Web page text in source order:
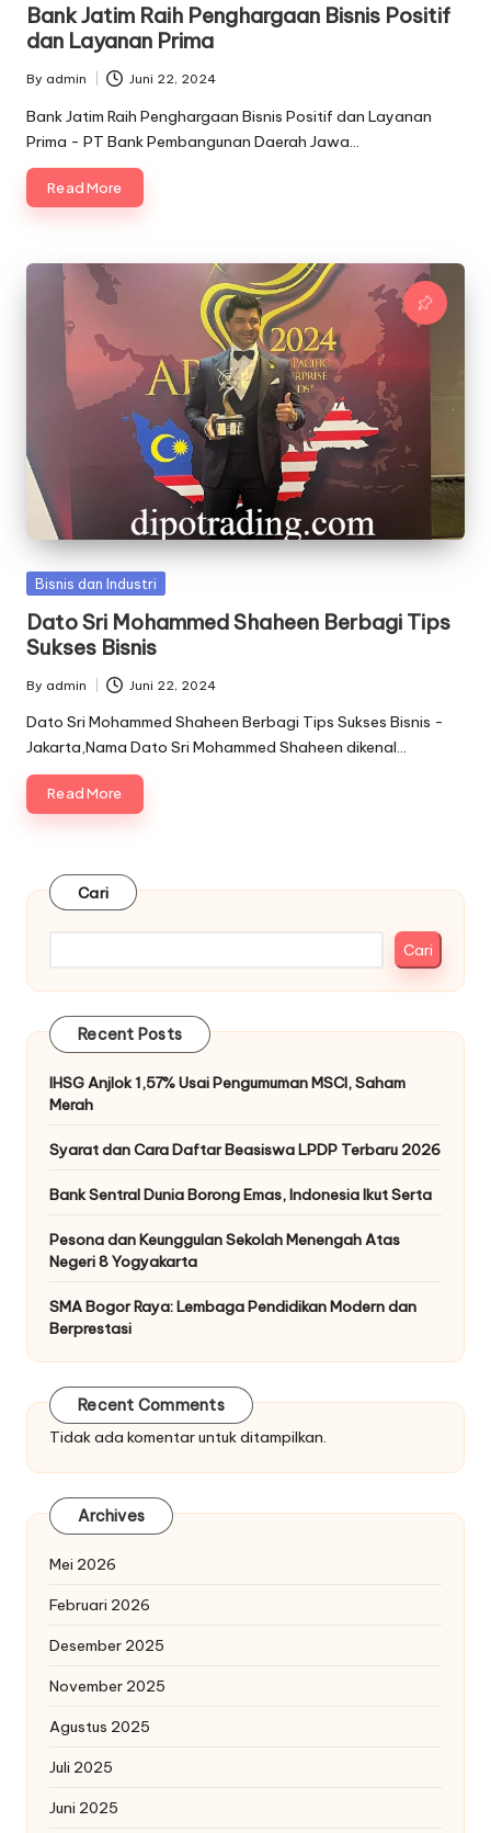
Bank Jatim Raih Penghargaan Bisnis Positif
dan Layanan Prima
Posted
by
By admin Juni 22, 2024
Bank Jatim Raih Penghargaan Bisnis Positif dan Layanan
Prima - PT Bank Pembangunan Daerah Jawa…
Read More
Posted
Bisnis dan Industri
Dato Sri Mohammed Shaheen Berbagi Tips
Sukses Bisnis
Posted
by
By admin Juni 22, 2024
Dato Sri Mohammed Shaheen Berbagi Tips Sukses Bisnis -
Jakarta,Nama Dato Sri Mohammed Shaheen dikenal…
Read More
Cari
Cari
Recent Posts
IHSG Anjlok 1,57% Usai Pengumuman MSCI, Saham
Merah
Syarat dan Cara Daftar Beasiswa LPDP Terbaru 2026
Bank Sentral Dunia Borong Emas, Indonesia Ikut Serta
Pesona dan Keunggulan Sekolah Menengah Atas
Negeri 8 Yogyakarta
SMA Bogor Raya: Lembaga Pendidikan Modern dan
Berprestasi
Recent Comments
Tidak ada komentar untuk ditampilkan.
Archives
Mei 2026
Februari 2026
Desember 2025
November 2025
Agustus 2025
Juli 2025
Juni 2025